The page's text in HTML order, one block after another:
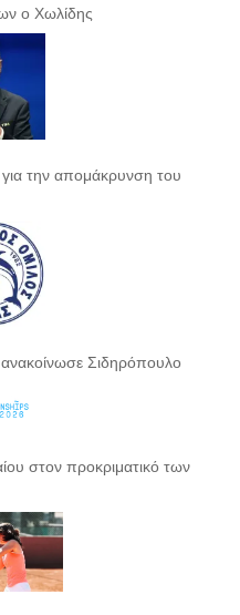
ο Χωλίδης
την απομάκρυνση του
Σιδηρόπουλο
στον προκριματικό των